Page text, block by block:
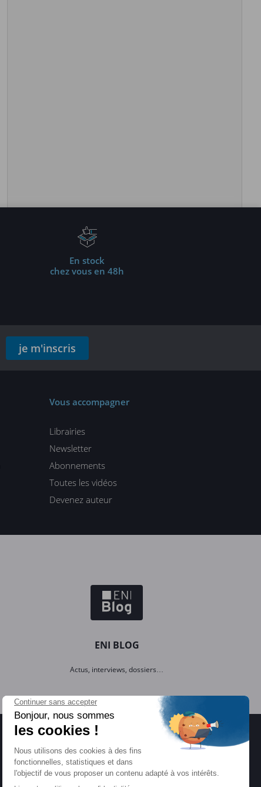
En stock
chez vous en 48h
je m'inscris
Vous accompagner
Librairies
Newsletter
Abonnements
Toutes les vidéos
Devenez auteur
ENI BLOG
Actus, interviews, dossiers…